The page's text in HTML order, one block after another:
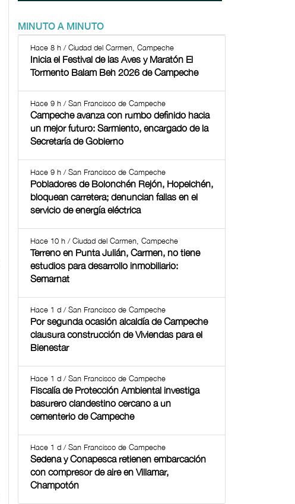
MINUTO A MINUTO
Hace 8 h / Ciudad del Carmen, Campeche
Inicia el Festival de las Aves y Maratón El
Tormento Balam Beh 2026 de Campeche
Hace 9 h / San Francisco de Campeche
Campeche avanza con rumbo definido hacia
un mejor futuro: Sarmiento, encargado de la
Secretaría de Gobierno
Hace 9 h / San Francisco de Campeche
Pobladores de Bolonchén Rejón, Hopelchén,
bloquean carretera; denuncian fallas en el
servicio de energía eléctrica
Hace 10 h / Ciudad del Carmen, Campeche
Terreno en Punta Julián, Carmen, no tiene
estudios para desarrollo inmobiliario:
Semarnat
Hace 1 d / San Francisco de Campeche
Por segunda ocasión alcaldía de Campeche
clausura construcción de Viviendas para el
Bienestar
Hace 1 d / San Francisco de Campeche
Fiscalía de Protección Ambiental investiga
basurero clandestino cercano a un
cementerio de Campeche
Hace 1 d / San Francisco de Campeche
Sedena y Conapesca retienen embarcación
con compresor de aire en Villamar,
Champotón